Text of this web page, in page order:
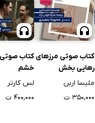
کتاب صوتی مرزهای
رهایی بخش
ملیسا اربن
۳۵۰,۰۰۰ ت
کتاب
خشم
لس کارتر
۴۰۰,۰۰۰ ت